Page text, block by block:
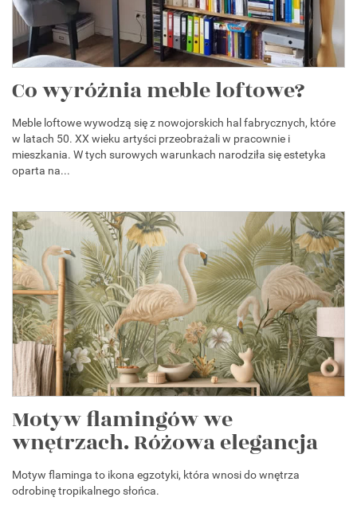
Co wyróżnia meble loftowe?
Meble loftowe wywodzą się z nowojorskich hal fabrycznych, które
w latach 50. XX wieku artyści przeobrażali w pracownie i
mieszkania. W tych surowych warunkach narodziła się estetyka
oparta na...
Motyw flamingów we
wnętrzach. Różowa elegancja
Motyw flaminga to ikona egzotyki, która wnosi do wnętrza
odrobinę tropikalnego słońca.